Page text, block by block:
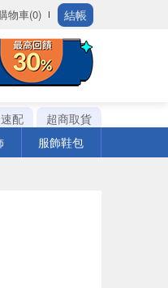
物車(0) 結帳
配
超商取貨
服飾鞋包